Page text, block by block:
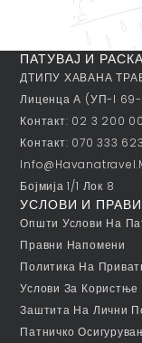
ПАТУВАЈ И
ДТИПУ ХАВАНА
Лиценца А (УП-I 69-
Контакт: 02 3 200
Контакт: 070 333 623
Бојмија 1/1 Лок 8
УСЛОВИ И
Општи Услови На
Правни Напомени
Политика На
Услови За Користње
Заштита На Лични
Патничко